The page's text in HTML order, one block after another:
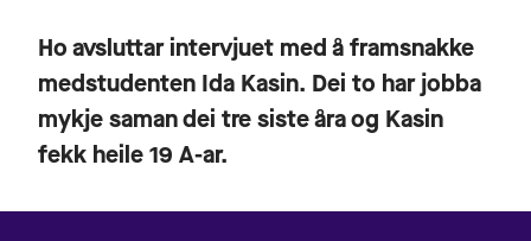
Ho avsluttar intervjuet med å framsnakke
medstudenten Ida Kasin. Dei to har jobba
mykje saman dei tre siste åra og Kasin
fekk heile 19 A-ar.